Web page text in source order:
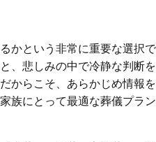
かという非常に重要な選択で
、悲しみの中で冷静な判断を
からこそ、あらかじめ情報を
族にとって最適な葬儀プラン